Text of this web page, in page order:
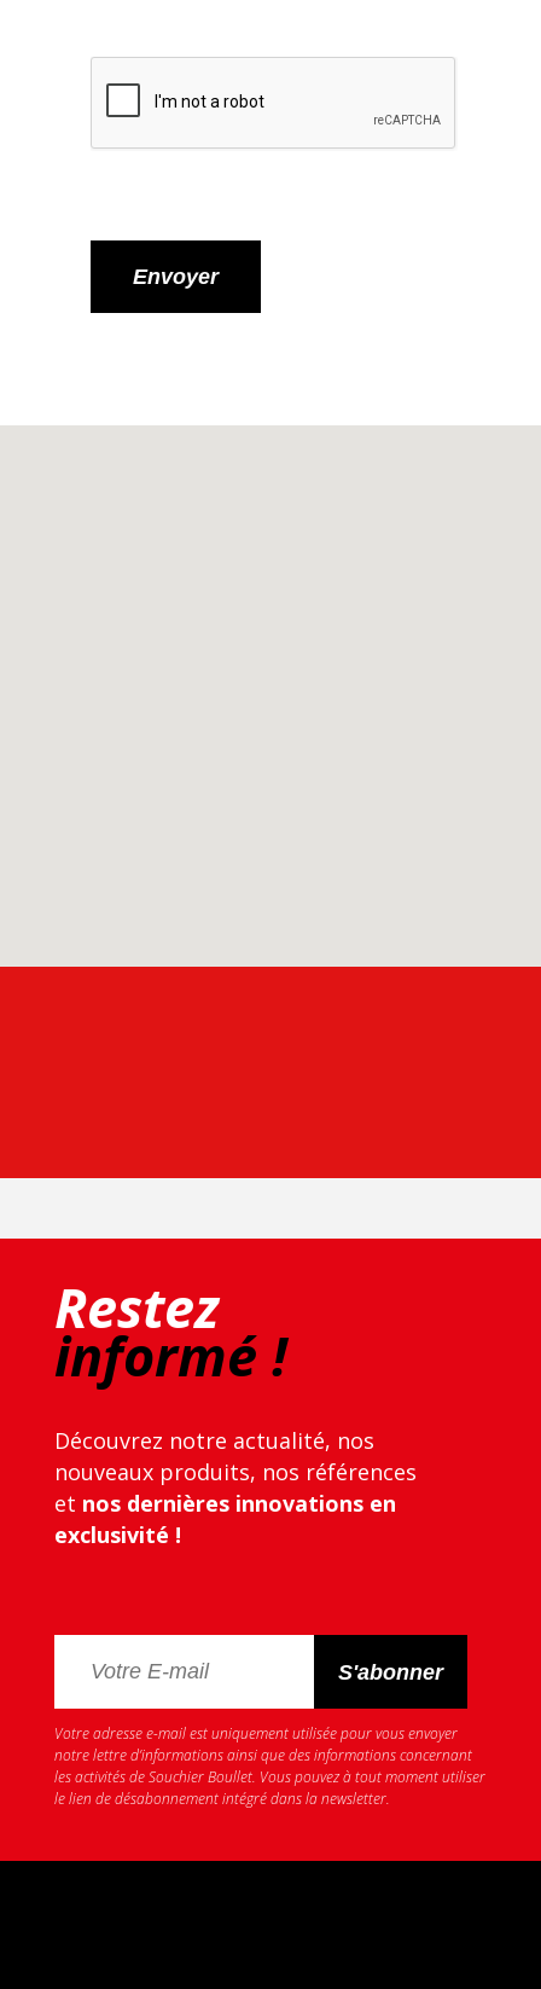
Restez
informé !
Découvrez notre actualité, nos
nouveaux produits, nos références
et nos dernières innovations en
exclusivité !
Votre adresse e-mail est uniquement utilisée pour vous envoyer
notre lettre d’informations ainsi que des informations concernant
les activités de Souchier Boullet. Vous pouvez à tout moment utiliser
le lien de désabonnement intégré dans la newsletter.